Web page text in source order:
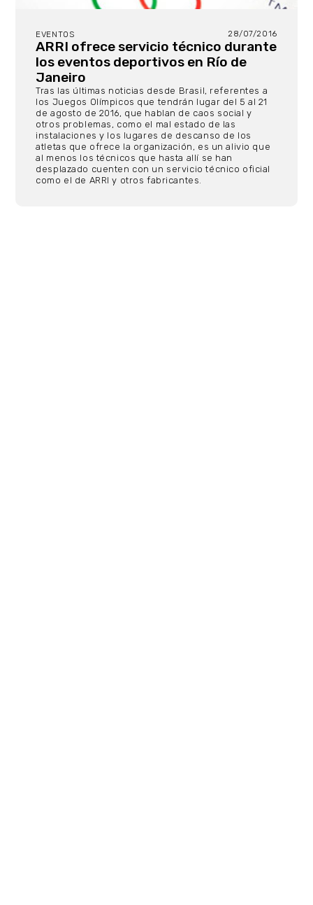
EVENTOS 28/07/2016
ARRI ofrece servicio técnico durante
los eventos deportivos en Río de
Janeiro
Tras las últimas noticias desde Brasil, referentes a
los Juegos Olímpicos que tendrán lugar del 5 al 21
de agosto de 2016, que hablan de caos social y
otros problemas, como el mal estado de las
instalaciones y los lugares de descanso de los
atletas que ofrece la organización, es un alivio que
al menos los técnicos que hasta allí se han
desplazado cuenten con un servicio técnico oficial
como el de ARRI y otros fabricantes.